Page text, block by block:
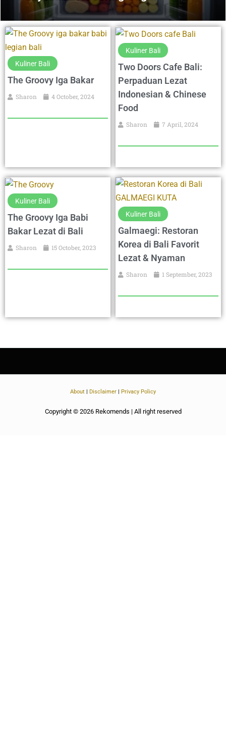
Kuliner Bali
The Groovy Iga Bakar
Sharon 4 October, 2024
Kuliner Bali
Two Doors Cafe Bali:
Perpaduan Lezat
Indonesian & Chinese
Food
Sharon 7 April, 2024
Kuliner Bali
The Groovy Iga Babi
Bakar Lezat di Bali
Sharon 15 October, 2023
Kuliner Bali
Galmaegi: Restoran
Korea di Bali Favorit
Lezat & Nyaman
Sharon 1 September, 2023
About | Disclaimer | Privacy Policy
Copyright © 2026 Rekomends | All right reserved